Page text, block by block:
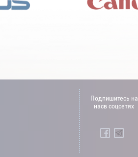
Подпишитесь на
насв соцсетях